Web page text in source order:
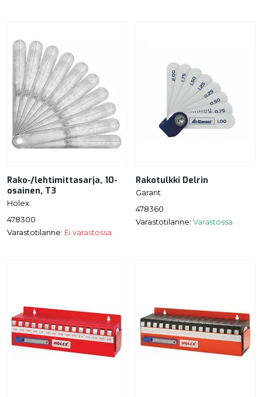
Rako-/lehtimittasarja, 10-
osainen, T3
Holex
478300
Varastotilanne: Ei varastossa
Rakotulkki Delrin
Garant
478360
Varastotilanne: Varastossa